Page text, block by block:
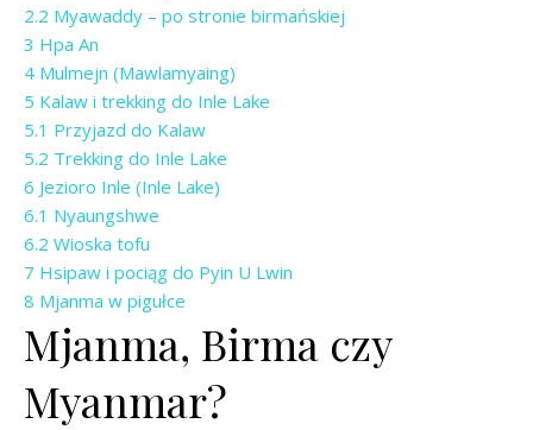
2.2 Myawaddy – po stronie birmańskiej
3 Hpa An
4 Mulmejn (Mawlamyaing)
5 Kalaw i trekking do Inle Lake
5.1 Przyjazd do Kalaw
5.2 Trekking do Inle Lake
6 Jezioro Inle (Inle Lake)
6.1 Nyaungshwe
6.2 Wioska tofu
7 Hsipaw i pociąg do Pyin U Lwin
8 Mjanma w pigułce
Mjanma, Birma czy
Myanmar?